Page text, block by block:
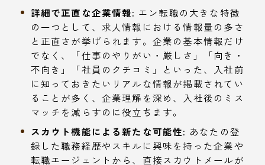
詳細で正直な企業情報: エン転職の大きな特徴
の一つとして、求人情報における情報量の多さ
と正直さが挙げられます。企業の基本情報だけ
でなく、「仕事のやりがい・厳しさ」「向き・
不向き」「社員のクチコミ」といった、入社前
に知っておきたいリアルな情報が掲載されてい
ることが多く、企業理解を深め、入社後のミス
マッチを減らすのに役立ちます。
スカウト機能による新たな可能性: あなたの登
録した職務経歴やスキルに興味を持った企業や
転職エージェントから、直接スカウトメールが